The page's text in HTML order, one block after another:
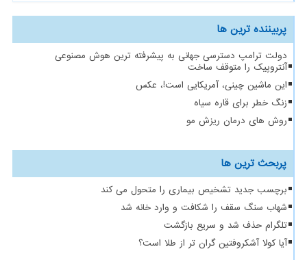
پربیننده ترین ها
دولت ترامپ دسترسی جهانی به پیشرفته ترین هوش مصنوعی
آنتروپیک را متوقف ساخت
این ماشین چینی، آمریکایی است!، عکس
زنگ خطر برای قاره سیاه
روش های درمان ریزش مو
پربحث ترین ها
برچسب جدید تشخیص بیماری را متحول می کند
شهاب سنگ سقف را شکافت و وارد خانه شد
تلگرام حذف شد و سریع بازگشت
آیا کولا آشکروفتین گران تر از طلا است؟